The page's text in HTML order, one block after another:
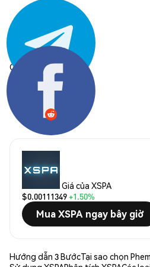
Chia sẻ:
Giá của XSPA
$0.00111349+1.50%
Mua XSPA ngay bây giờ
Hướng dẫn 3 BướcTại sao chọn